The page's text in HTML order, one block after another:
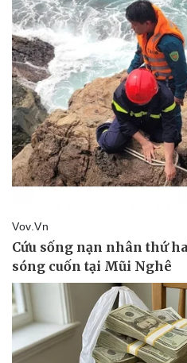
Sức khỏe
Dinh dưỡng - món ngon
Cây thuốc
Sản phụ khoa
Nhi khoa